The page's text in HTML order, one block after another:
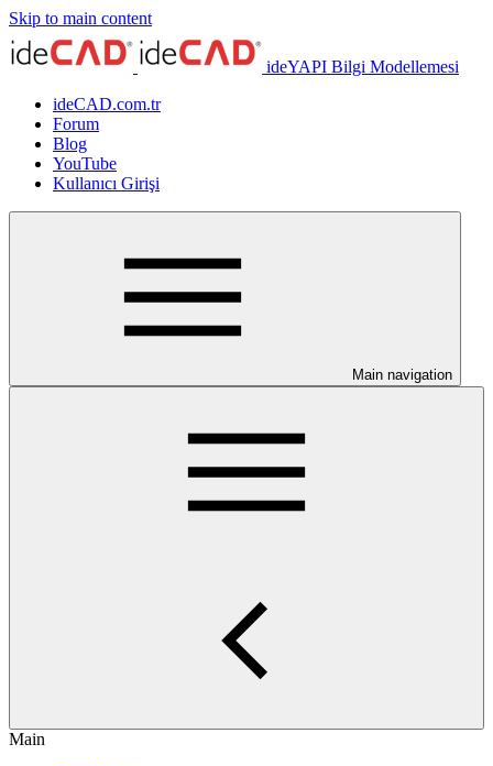
Skip to main content
ideYAPI Bilgi Modellemesi
ideCAD.com.tr
Forum
Blog
YouTube
Kullanıcı Girişi
Main navigation
Main